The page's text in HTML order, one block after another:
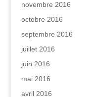
novembre 2016
octobre 2016
septembre 2016
juillet 2016
juin 2016
mai 2016
avril 2016